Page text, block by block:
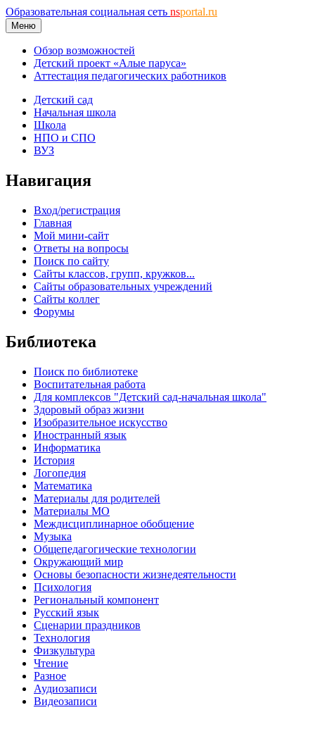
Образовательная социальная сеть nsportal.ru
Меню
Обзор возможностей
Детский проект «Алые паруса»
Аттестация педагогических работников
Детский сад
Начальная школа
Школа
НПО и СПО
ВУЗ
Навигация
Вход/регистрация
Главная
Мой мини-сайт
Ответы на вопросы
Поиск по сайту
Сайты классов, групп, кружков...
Сайты образовательных учреждений
Сайты коллег
Форумы
Библиотека
Поиск по библиотеке
Воспитательная работа
Для комплексов "Детский сад-начальная школа"
Здоровый образ жизни
Изобразительное искусство
Иностранный язык
Информатика
История
Логопедия
Математика
Материалы для родителей
Материалы МО
Междисциплинарное обобщение
Музыка
Общепедагогические технологии
Окружающий мир
Основы безопасности жизнедеятельности
Психология
Региональный компонент
Русский язык
Сценарии праздников
Технология
Физкультура
Чтение
Разное
Аудиозаписи
Видеозаписи